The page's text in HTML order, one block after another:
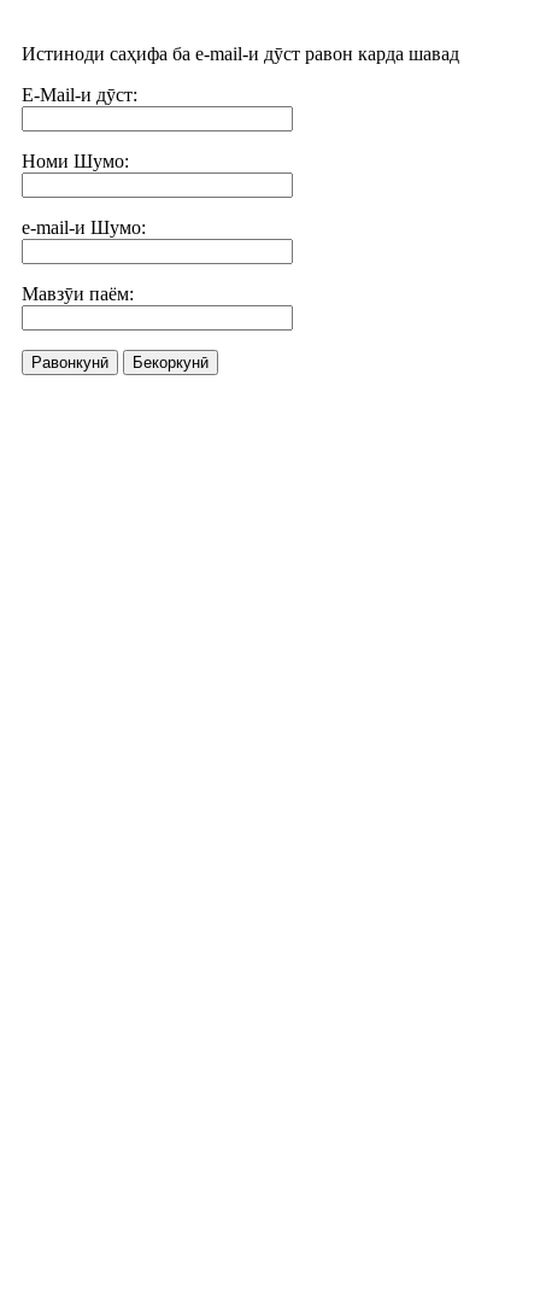
Истиноди саҳифа ба e-mail-и дӯст равон карда шавад
E-Mail-и дӯст:
Номи Шумо:
e-mail-и Шумо:
Мавзӯи паём:
Равонкунӣ Бекоркунӣ